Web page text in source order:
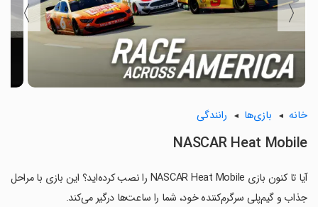
〈
〉
خانه بازی‌ها رانندگی
NASCAR Heat Mobile
آیا تا کنون بازی NASCAR Heat Mobile را نصب کرده‌اید؟ این بازی با مراحل
جذاب و گیم‌پلی سرگرم‌کننده خود، شما را ساعت‌ها درگیر می‌کند.